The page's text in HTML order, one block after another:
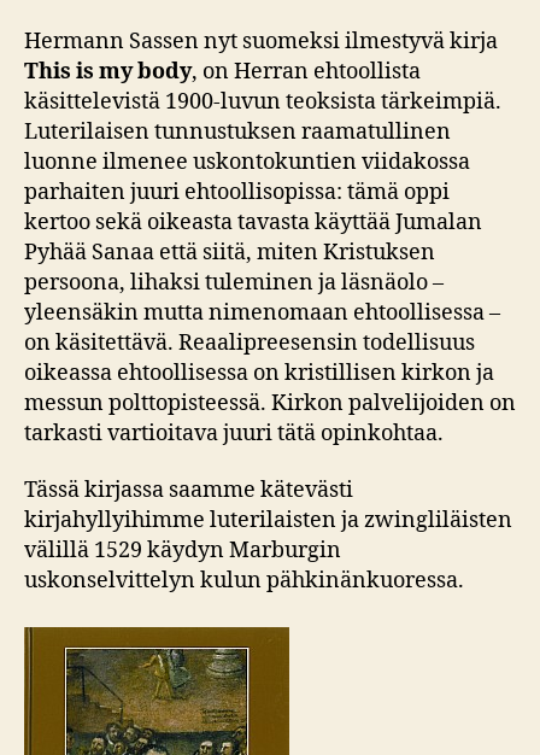
Hermann Sassen nyt suomeksi ilmestyvä kirja
This is my body, on Herran ehtoollista
käsittelevistä 1900-luvun teoksista tärkeimpiä.
Luterilaisen tunnustuksen raamatullinen
luonne ilmenee uskontokuntien viidakossa
parhaiten juuri ehtoollisopissa: tämä oppi
kertoo sekä oikeasta tavasta käyttää Jumalan
Pyhää Sanaa että siitä, miten Kristuksen
persoona, lihaksi tuleminen ja läsnäolo –
yleensäkin mutta nimenomaan ehtoollisessa –
on käsitettävä. Reaalipreesensin todellisuus
oikeassa ehtoollisessa on kristillisen kirkon ja
messun polttopisteessä. Kirkon palvelijoiden on
tarkasti vartioitava juuri tätä opinkohtaa.
Tässä kirjassa saamme kätevästi
kirjahyllyihimme luterilaisten ja zwingliläisten
välillä 1529 käydyn Marburgin
uskonselvittelyn kulun pähkinänkuoressa.